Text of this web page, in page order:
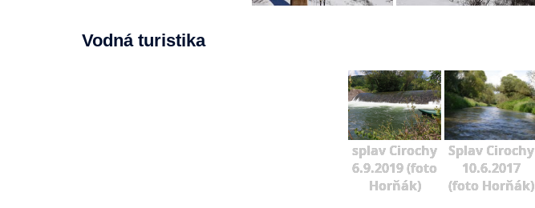
Vodná turistika
splav Cirochy
6.9.2019 (foto
Horňák)
Splav Cirochy
10.6.2017
(foto Horňák)